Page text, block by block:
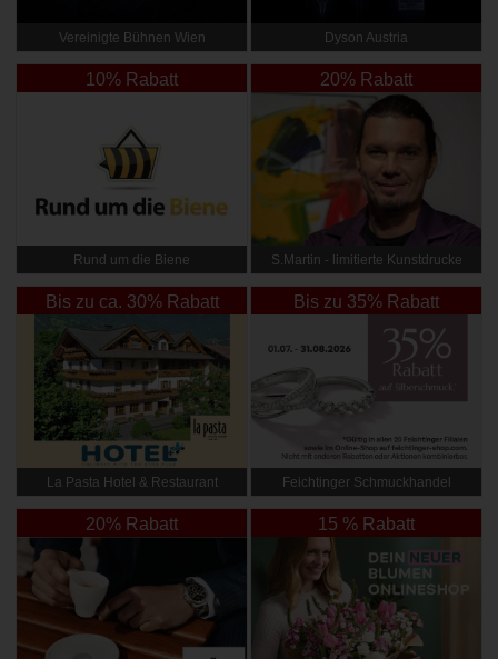
Vereinigte Bühnen Wien Dyson Austria
10% Rabatt
Rund um die Biene
20% Rabatt
S.Martin - limitierte Kunstdrucke
Bis zu ca. 30% Rabatt
La Pasta Hotel & Restaurant
Bis zu 35% Rabatt
Feichtinger Schmuckhandel
20% Rabatt 15 % Rabatt